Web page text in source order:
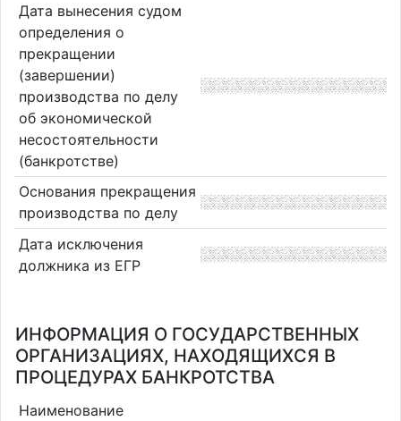
Дата вынесения судом
определения о
прекращении
(завершении)
производства по делу
об экономической
несостоятельности
(банкротстве)
Основания прекращения
производства по делу
Дата исключения
должника из ЕГР
ИНФОРМАЦИЯ О ГОСУДАРСТВЕННЫХ
ОРГАНИЗАЦИЯХ, НАХОДЯЩИХСЯ В
ПРОЦЕДУРАХ БАНКРОТСТВА
Наименование